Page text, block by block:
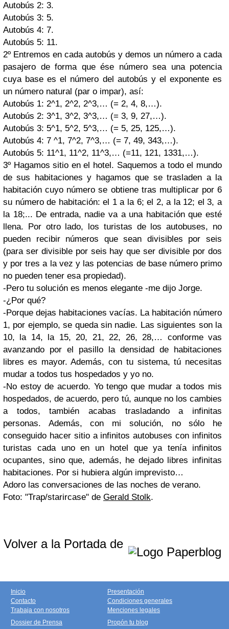
Autobús 2: 3.
Autobús 3: 5.
Autobús 4: 7.
Autobús 5: 11.
2º Entremos en cada autobús y demos un número a cada
pasajero de forma que ése número sea una potencia
cuya base es el número del autobús y el exponente es
un número natural (par o impar), así:
Autobús 1: 2^1, 2^2, 2^3,… (= 2, 4, 8,…).
Autobús 2: 3^1, 3^2, 3^3,… (= 3, 9, 27,…).
Autobús 3: 5^1, 5^2, 5^3,… (= 5, 25, 125,…).
Autobús 4: 7 ^1, 7^2, 7^3,… (= 7, 49, 343,…).
Autobús 5: 11^1, 11^2, 11^3,… (=11, 121, 1331,…).
3º Hagamos sitio en el hotel. Saquemos a todo el mundo
de sus habitaciones y hagamos que se trasladen a la
habitación cuyo número se obtiene tras multiplicar por 6
su número de habitación: el 1 a la 6; el 2, a la 12; el 3, a
la 18;... De entrada, nadie va a una habitación que esté
llena. Por otro lado, los turistas de los autobuses, no
pueden recibir números que sean divisibles por seis
(para ser divisible por seis hay que ser divisible por dos
y por tres a la vez y las potencias de base número primo
no pueden tener esa propiedad).
-Pero tu solución es menos elegante -me dijo Jorge.
-¿Por qué?
-Porque dejas habitaciones vacías. La habitación número
1, por ejemplo, se queda sin nadie. Las siguientes son la
10, la 14, la 15, 20, 21, 22, 26, 28,… conforme vas
avanzando por el pasillo la densidad de habitaciones
libres es mayor. Además, con tu sistema, tú necesitas
mudar a todos tus hospedados y yo no.
-No estoy de acuerdo. Yo tengo que mudar a todos mis
hospedados, de acuerdo, pero tú, aunque no los cambies
a todos, también acabas trasladando a infinitas
personas. Además, con mi solución, no sólo he
conseguido hacer sitio a infinitos autobuses con infinitos
turistas cada uno en un hotel que ya tenía infinitos
ocupantes, sino que, además, he dejado libres infinitas
habitaciones. Por si hubiera algún imprevisto…
Adoro las conversaciones de las noches de verano.
Foto: "Trap/starircase" de Gerald Stolk.
Volver a la Portada de
Inicio
Contacto
Trabaja con nosotros
Presentación
Condiciones generales
Menciones legales
Dossier de Prensa
Propón tu blog